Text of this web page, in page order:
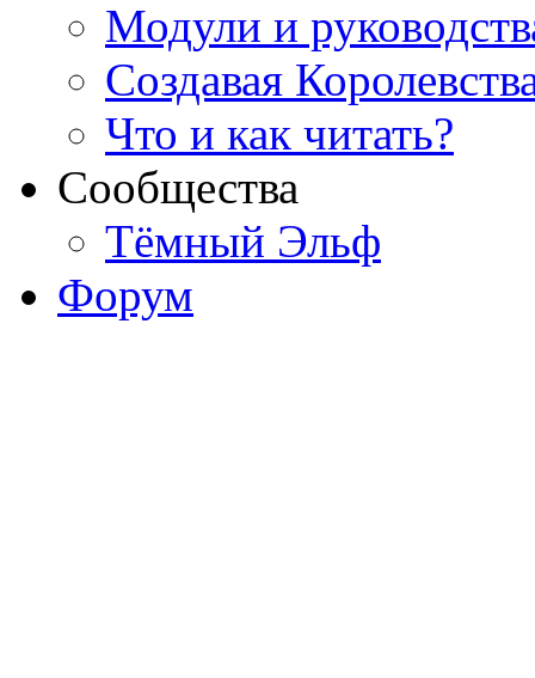
Модули и
Создавая
Что и как читать?
Сообщества
Тёмный Эльф
Форум